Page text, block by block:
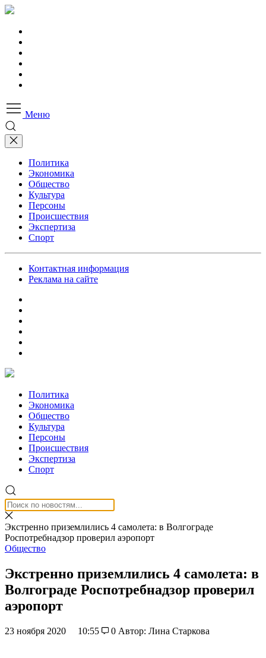
Меню
Политика
Экономика
Общество
Культура
Персоны
Происшествия
Экспертиза
Спорт
Контактная информация
Реклама на сайте
Политика
Экономика
Общество
Культура
Персоны
Происшествия
Экспертиза
Спорт
Экстренно приземлились 4 самолета: в Волгограде
Роспотребнадзор проверил аэропорт
Общество
Экстренно приземлились 4 самолета: в
Волгограде Роспотребнадзор проверил
аэропорт
23 ноября 2020 10:55 0 Автор: Лина Старкова